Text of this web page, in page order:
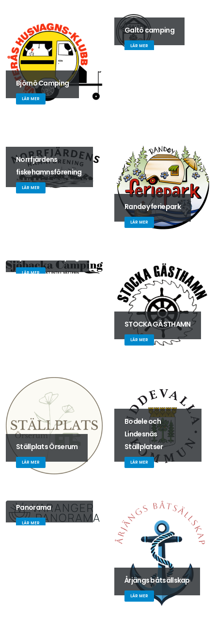
Björnö Camping
LÄR MER
Galtö camping
LÄR MER
Norrfjärdens
fiskehamnsförening
LÄR MER
Randøy feriepark
LÄR MER
LÄR MER
STOCKA GÄSTHAMN
LÄR MER
Ställplats Örserum
LÄR MER
Bodele och
Lindesnäs
Ställplatser
LÄR MER
Panorama
LÄR MER
Årjängs båtsällskap
LÄR MER